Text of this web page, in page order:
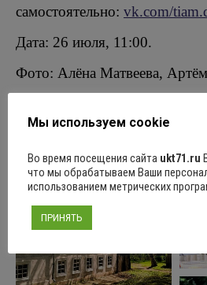
самостоятельно: vk.com/
Дата: 26 июля, 11:00.
Фото: Алёна Матвеева,
Мы используем cookie
Во время посещения сайта ukt71.ru
что мы обрабатываем Ваши
использованием метрических
ПРИНЯТЬ